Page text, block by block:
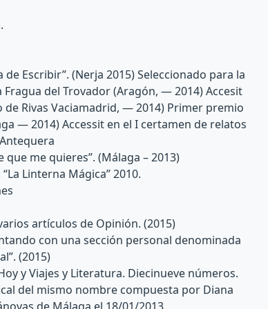
Escribir”. (Nerja 2015) Seleccionado para la
del Trovador (Aragón, — 2014) Accesit
de Rivas Vaciamadrid, — 2014) Primer premio
— 2014) Accessit en el I certamen de relatos
me quieres”. (Málaga – 2013)
Linterna Mágica” 2010.
artículos de Opinión. (2015)
con una sección personal denominada
(2015)
y Viajes y Literatura. Diecinueve números.
del mismo nombre compuesta por Diana